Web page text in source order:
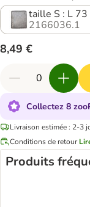
taille S : L 73
2166036.1
8,49 €
Collectez 8
Livraison estimée : 2-3
Conditions de retour
Produits